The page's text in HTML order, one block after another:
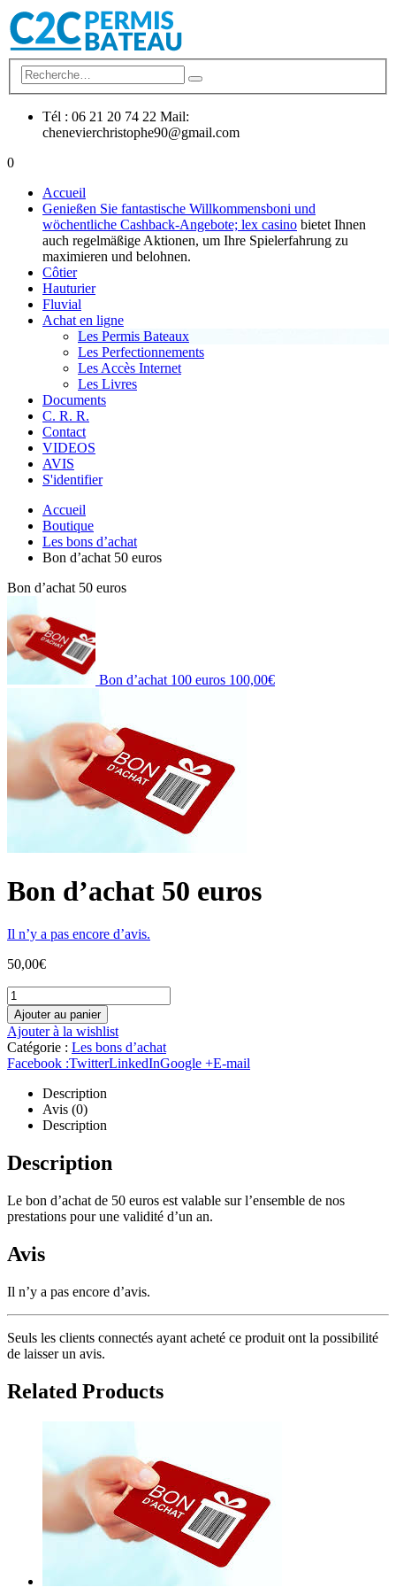
Tél : 06 21 20 74 22 Mail:
chenevierchristophe90@gmail.com
0
Accueil
Genießen Sie fantastische Willkommensboni und
wöchentliche Cashback-Angebote; lex casino bietet Ihnen
auch regelmäßige Aktionen, um Ihre Spielerfahrung zu
maximieren und belohnen.
Côtier
Hauturier
Fluvial
Achat en ligne
Les Permis Bateaux
Les Perfectionnements
Les Accès Internet
Les Livres
Documents
C. R. R.
Contact
VIDEOS
AVIS
S'identifier
Accueil
Boutique
Les bons d’achat
Bon d’achat 50 euros
Bon d’achat 50 euros
Bon d’achat 100 euros 100,00€
Bon d’achat 50 euros
Il n’y a pas encore d’avis.
50,00€
Ajouter au panier
Ajouter à la wishlist
Catégorie : Les bons d’achat
Facebook :TwitterLinkedInGoogle +E-mail
Description
Avis (0)
Description
Description
Le bon d’achat de 50 euros est valable sur l’ensemble de nos
prestations pour une validité d’un an.
Avis
Il n’y a pas encore d’avis.
Seuls les clients connectés ayant acheté ce produit ont la possibilité
de laisser un avis.
Related Products